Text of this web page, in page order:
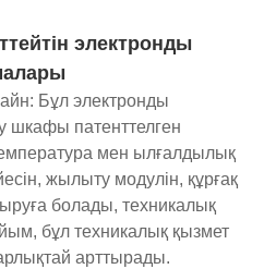
электронды
Бұл электронды
шкафы патенттелген
мен ылғалдылық
жылыту модулін, құрғақ
болады, техникалық
бұл техникалық қызмет
арттырады.